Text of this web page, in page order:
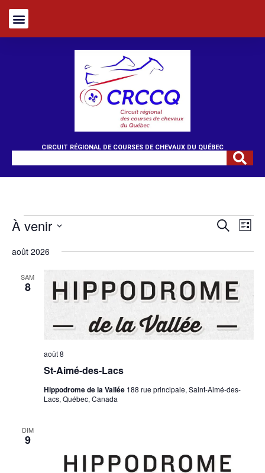
CIRCUIT RÉGIONAL DE COURSES DE CHEVAUX DU QUÉBEC
vues
Recherche
de
Liste
À venir
une
date.
août 2026
SAM
8
St-Aimé-des-Lacs
août 8
Hippodrome de la Vallée 188 rue principale, Saint-Aimé-des-
Lacs, Québec, Canada
DIM
9